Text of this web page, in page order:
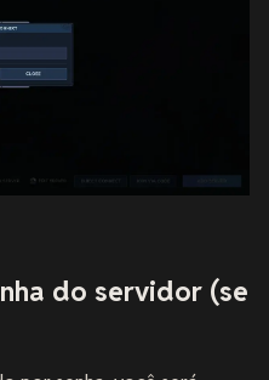
do servidor (se